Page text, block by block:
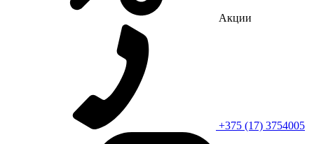
Акции
+375 (17) 3754005